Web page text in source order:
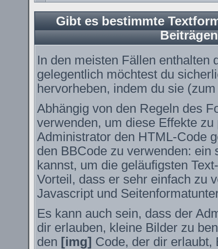
Gibt es bestimmte
In den meisten Fällen enthalten
gelegentlich möchtest du
hervorheben, indem du sie
Abhängig von den Regeln des
verwenden, um diese Effekte
Administrator den HTML-Code
den BBCode zu verwenden: ein
kannst, um die geläufigsten
Vorteil, dass er sehr einfach zu
Javascript und
Es kann auch sein, dass der
dir erlauben, kleine Bilder zu
den [img] Code, der dir erlaubt,